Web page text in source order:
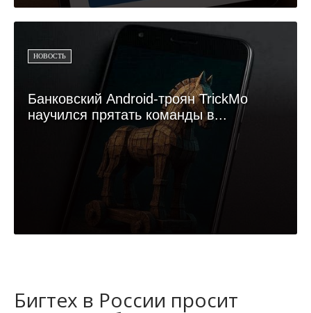
НОВОСТЬ
Банковский Android-троян TrickMo
научился прятать команды в...
Бигтех в России просит